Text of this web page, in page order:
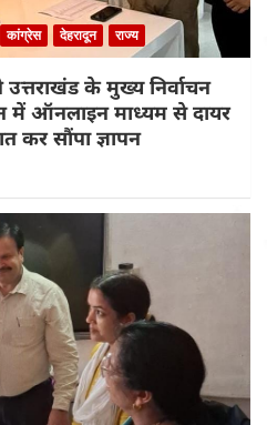
कांग्रेस देहरादून राज्य
उत्तराखंड के मुख्य निर्वाचन
में ऑनलाइन माध्यम से दायर
कर सौंपा ज्ञापन